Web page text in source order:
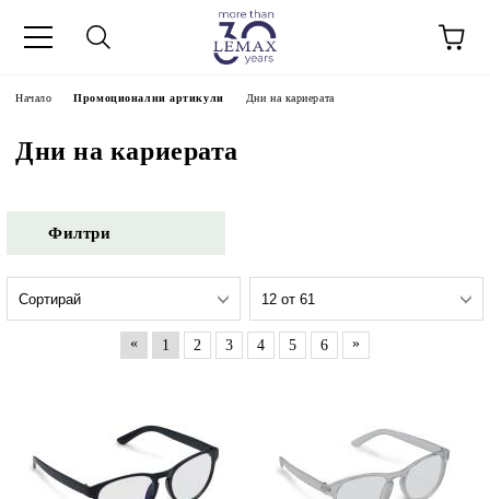
Начало Промоционални артикули Дни на кариерата
Дни на кариерата
Филтри
« 1 2 3 4 5 6 »